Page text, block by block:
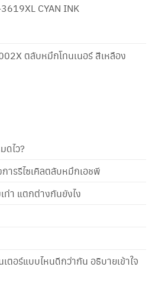
3619XL CYAN INK
ตลับหมึกโทนเนอร์ สีเหลือง
ดไว?
ารรีไซเคิลตลับหมึกเอชพี
า แตกต่างกันยังไง
ตอร์แบบไหนดีกว่ากัน อธิบายเข้าใจ